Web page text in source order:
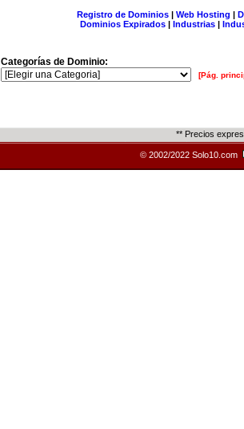
Registro de Dominios| Web Hosting |
Dominios Expirados | Industrias |
Categorías de Dominio:
[Pág.
** Precios
© 2002/2022 Solo10.com